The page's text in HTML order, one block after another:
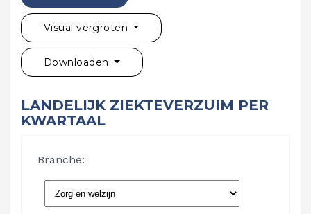
Visual vergroten
Downloaden
LANDELIJK ZIEKTEVERZUIM PER
KWARTAAL